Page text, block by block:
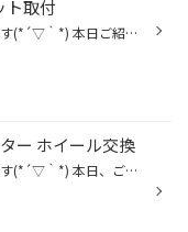
ト取付
どうも、カツラヤです(*´▽｀*) 本日ご紹介する作業は スズキ スペーシアギア スタッドレス+ホイールセット取付 です！ お取り付けした商品は タイヤ アイスパートナー2 155/65R14 ホイール TOPRUN RD5 14x4.5 4/100 +45 です( ｀ー´)ノ お手頃価格のスタッドレスセット 大好評でございます！！ ご検...
ー ホイール交換
どうも、カツラヤです(*´▽｀*) 本日、ご紹介する作業は スバル フォレスター ホイール交換 です！ お取り付けした商品は BALMINUM TR10 17x7.0 5/114 +45 MB です！ 今回は、お車をお乗り換えされた為 ホイールのみの交換になりました！ 「イメージチェンジがしたい！」 「車を乗り換えて、タイヤは...